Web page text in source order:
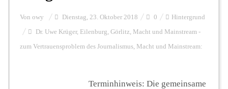
Von owy Dienstag, 23. Oktober 2018 0 Hintergrund
Dr. Uwe Krüger, Eilenburg, Görlitz, Macht und Mainstream -
zum Vertrauensproblem des Journalismus, Macht und Mainstream:
Terminhinweis: Die gemeinsame